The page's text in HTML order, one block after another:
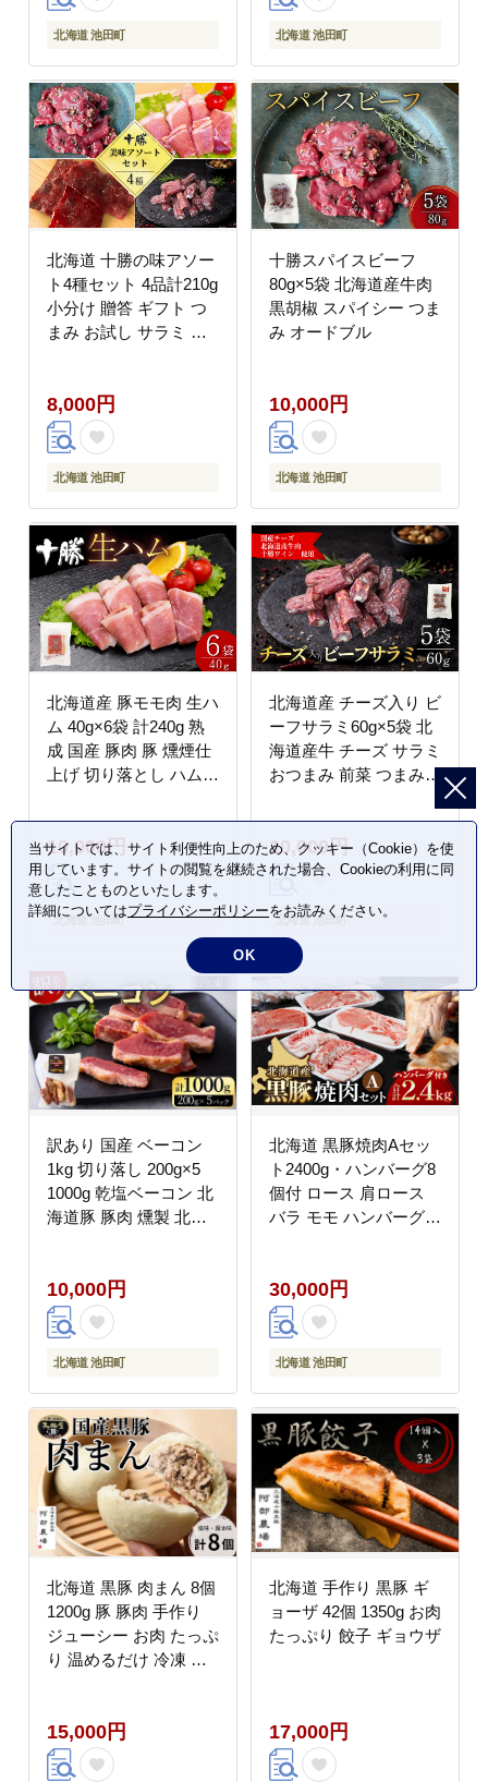
北海道 池田町 北海道 池田町
北海道 十勝の味アソー
ト4種セット 4品計210g
小分け 贈答 ギフト つ
まみ お試し サラミ ビ
8,000円
北海道 池田町
十勝スパイスビーフ
80g×5袋 北海道産牛肉
黒胡椒 スパイシー つま
み オードブル
10,000円
北海道 池田町
北海道産 豚モモ肉 生ハ
ム 40g×6袋 計240g 熟
成 国産 豚肉 豚 燻煙仕
上げ 切り落とし ハム
10,000円
北海道 池田町
北海道産 チーズ入り ビ
ーフサラミ60g×5袋 北
海道産牛 チーズ サラミ
おつまみ 前菜 つまみ
10,000円
北海道 池田町
訳あり 国産 ベーコン
1kg 切り落し 200g×5
1000g 乾塩ベーコン 北
海道豚 豚肉 燻製 北海
10,000円
北海道 池田町
北海道 黒豚焼肉Aセッ
ト2400g・ハンバーグ8
個付 ロース 肩ロース
バラ モモ ハンバーグ
30,000円
北海道 池田町
北海道 黒豚 肉まん 8個
1200g 豚 豚肉 手作り
ジューシー お肉 たっぷ
り 温めるだけ 冷凍 小
15,000円
北海道 手作り 黒豚 ギ
ョーザ 42個 1350g お肉
たっぷり 餃子 ギョウザ
17,000円
当サイトでは、サイト利便性向上のため、クッキー（Cookie）を使
用しています。サイトの閲覧を継続された場合、Cookieの利用に同
意したことものといたします。
詳細についてはプライバシーポリシーをお読みください。
OK